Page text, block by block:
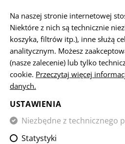
STRONA GŁÓWNA OBSŁUGA
OBSŁUGA KLIENTA
Nie chcesz kontaktować się z
W takim razie zadzwoń do nas
Na naszej stronie internetowej
Niektóre z nich są technicznie
koszyka, filtrów itp.), inne służą
analitycznym. Możesz
(nasze zalecenie) lub tylko
cookie. Przeczytaj więcej
danych.
USTAWIENIA
Niezbędne z technicznego
Statystyki